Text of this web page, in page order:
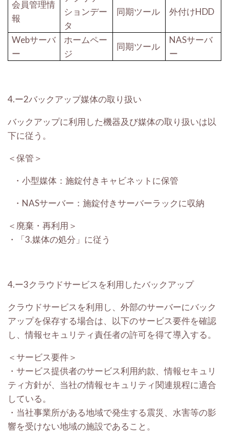
会員管理情
報
ションデー
タ
同期ツール 外付けHDD
Webサーバ
ー
ホームペー
ジ
同期ツール
NASサーバ
ー
4.ー2バックアップ媒体の取り扱い
バックアップに利用した機器及び媒体の取り扱いは以
下に従う。
＜保管＞
・小型媒体：施錠付きキャビネットに保管
・ NASサーバー：施錠付きサーバーラックに収納
＜廃棄・再利用＞
・
「3.媒体の処分」に従う
4.ー3クラウドサービスを利用したバックアップ
クラウドサービスを利用し、外部のサーバーにバック
アップを保存する場合は、以下のサービス要件を確認
し、情報セキュリティ責任者の許可を得て導入する。
＜サービス要件＞
・ サービス提供者のサービス利用約款、情報セキュリ
ティ方針が、当社の情報セキュリティ関連規程に適合
している。
・ 当社事業所がある地域で発生する震災、水害等の影
響を受けない地域の施設であること。